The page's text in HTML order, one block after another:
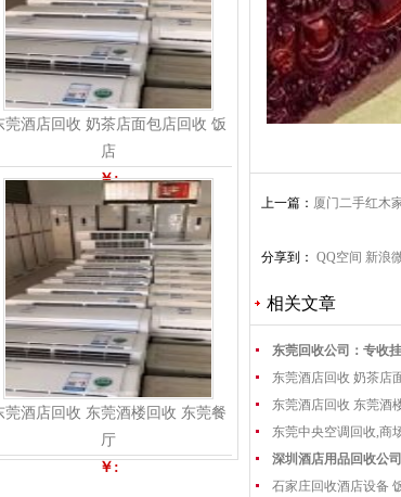
莞酒店回收 奶茶店面包店回收 饭
店
￥:
莞酒店回收 东莞酒楼回收 东莞餐
厅
￥:
上一篇： 厦门二手红木
分享到： QQ空间 新浪
相关文章
东莞回收公司：专收
东莞酒店回收 奶茶店
东莞酒店回收 东莞酒
东莞中央空调回收,商
深圳酒店用品回收公
石家庄回收酒店设备